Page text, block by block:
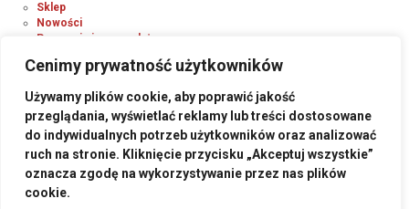
Cenimy prywatność użytkowników
Używamy plików cookie, aby poprawić jakość
przeglądania, wyświetlać reklamy lub treści dostosowane
do indywidualnych potrzeb użytkowników oraz analizować
ruch na stronie. Kliknięcie przycisku „Akceptuj wszystkie”
oznacza zgodę na wykorzystywanie przez nas plików
cookie.
Sklep
Nowości
Promocje i wyprzedaże
Płatności
RODO
SOCIAL MEDIA